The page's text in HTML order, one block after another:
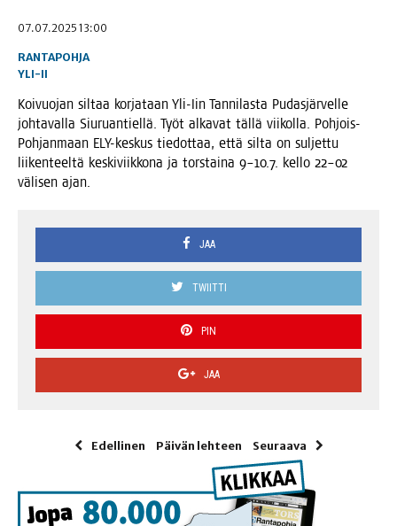
07.07.2025 13:00
RANTAPOHJA
YLI-II
Koi­vuo­jan sil­taa kor­ja­taan Yli-Iin Tan­ni­las­ta Pudas­jär­vel­le
joh­ta­val­la Siu­ruan­tiel­lä. Työt alka­vat täl­lä vii­kol­la. Poh­jois-
Poh­jan­maan ELY-kes­kus tie­dot­taa, että sil­ta on sul­jet­tu
lii­ken­teel­tä kes­ki­viik­ko­na ja tors­tai­na 9–10.7. kel­lo 22–02
väli­sen ajan.
JAA
TWIITTI
PIN
JAA
Edellinen Päivän lehteen Seuraava